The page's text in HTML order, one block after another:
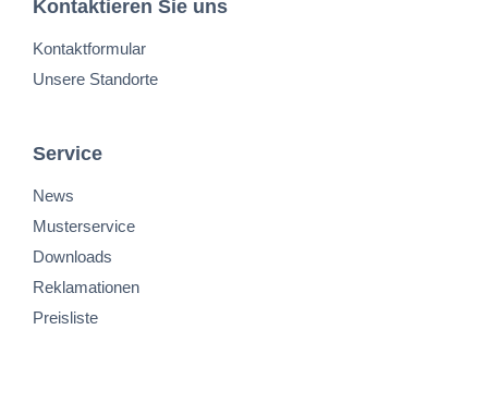
Kontaktieren Sie uns
Kontaktformular
Unsere Standorte
Service
News
Musterservice
Downloads
Reklamationen
Preisliste